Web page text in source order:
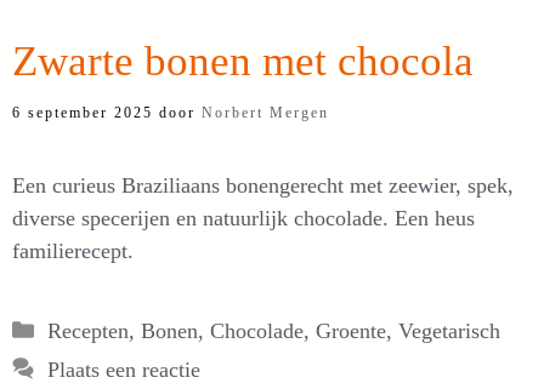
Zwarte bonen met chocola
6 september 2025 door Norbert Mergen
Een curieus Braziliaans bonengerecht met zeewier, spek,
diverse specerijen en natuurlijk chocolade. Een heus
familierecept.
Categorieën
Recepten, Bonen, Chocolade, Groente, Vegetarisch
Plaats een reactie